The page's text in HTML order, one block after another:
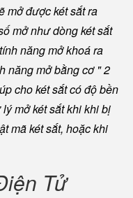
mở được két sắt ra
mở như dòng két sắt
năng mở khoá ra
năng mở bằng cơ " 2
cho két sắt có độ bền
mở két sắt khi khi bị
mã két sắt, hoặc khi
Tử